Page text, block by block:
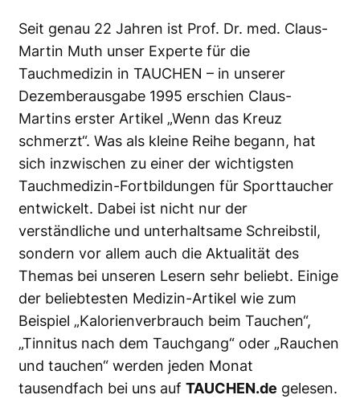
Seit genau 22 Jahren ist Prof. Dr. med. Claus-
Martin Muth unser Experte für die
Tauchmedizin in TAUCHEN – in unserer
Dezemberausgabe 1995 erschien Claus-
Martins erster Artikel „Wenn das Kreuz
schmerzt“. Was als kleine Reihe begann, hat
sich inzwischen zu einer der wichtigsten
Tauchmedizin-Fortbildungen für Sporttaucher
entwickelt. Dabei ist nicht nur der
verständliche und unterhaltsame Schreibstil,
sondern vor allem auch die Aktualität des
Themas bei unseren Lesern sehr beliebt. Einige
der beliebtesten Medizin-Artikel wie zum
Beispiel „Kalorienverbrauch beim Tauchen“,
„Tinnitus nach dem Tauchgang“ oder „Rauchen
und tauchen“ werden jeden Monat
tausendfach bei uns auf TAUCHEN.de gelesen.